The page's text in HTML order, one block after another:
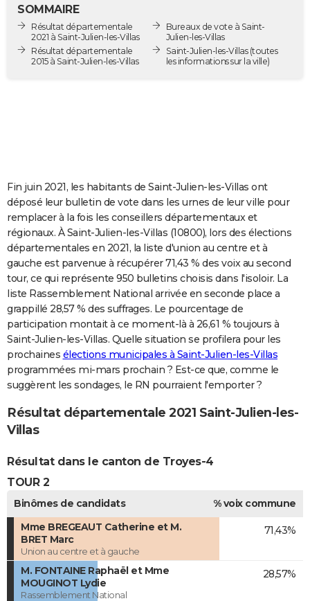
Destinations
City break
Voyage nature
Voyage de noces
Forum
Climat
GUIDES D'ACHAT
COPAINS D'AVANT
S'inscrire
Se connecter
Lycées
Collèges
Primaires
Universités
Entreprises
Service militaire
Avis de recherche
AVIS DE DÉCÈS
FORUM
Bricolage
Lifestyle
Culture
Sport
Auto
Television
Voyage
Cinema
SOMMAIRE
Résultat départementale
2021 à Saint-Julien-les-Villas
Résultat départementale
2015 à Saint-Julien-les-Villas
Bureaux de vote à Saint-
Julien-les-Villas
Saint-Julien-les-Villas(toutes
les informations sur la ville)
Fin juin 2021, les habitants de Saint-Julien-les-Villas ont
déposé leur bulletin de vote dans les urnes de leur ville pour
remplacer à la fois les conseillers départementaux et
régionaux. À Saint-Julien-les-Villas (10800), lors des élections
départementales en 2021, la liste d'union au centre et à
gauche est parvenue à récupérer 71,43 % des voix au second
tour, ce qui représente 950 bulletins choisis dans l'isoloir. La
liste Rassemblement National arrivée en seconde place a
grappillé 28,57 % des suffrages. Le pourcentage de
participation montait à ce moment-là à 26,61 % toujours à
Saint-Julien-les-Villas. Quelle situation se profilera pour les
prochaines élections municipales à Saint-Julien-les-Villas
programmées mi-mars prochain ? Est-ce que, comme le
suggèrent les sondages, le RN pourraient l'emporter ?
Résultat départementale 2021 Saint-Julien-les-
Villas
Résultat dans le canton de Troyes-4
TOUR 2
Binômes de candidats
% voix commune
Mme BREGEAUT Catherine et M.
BRET Marc
Union au centre et à gauche
71,43%
M. FONTAINE Raphaël et Mme
MOUGINOT Lydie
Rassemblement National
28,57%